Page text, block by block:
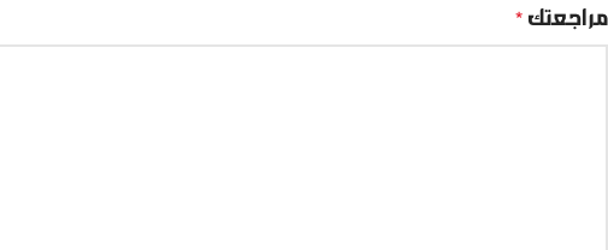
مراجعتك *